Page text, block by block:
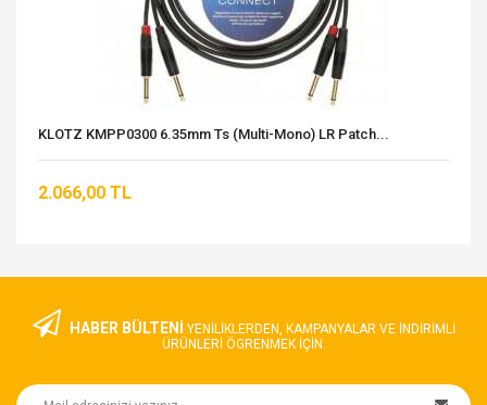
KLOTZ KMPP0300 6.35mm Ts (multi-Mono) LR Patch...
2.066,00 TL
HABER BÜLTENİ YENILIKLERDEN, KAMPANYALAR VE INDIRIMLI
ÜRÜNLERI ÖGRENMEK IÇIN.